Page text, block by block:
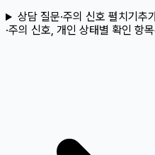
상담 질문·주의 신호 펼치기 추
·주의 신호, 개인 상태별 확인 항